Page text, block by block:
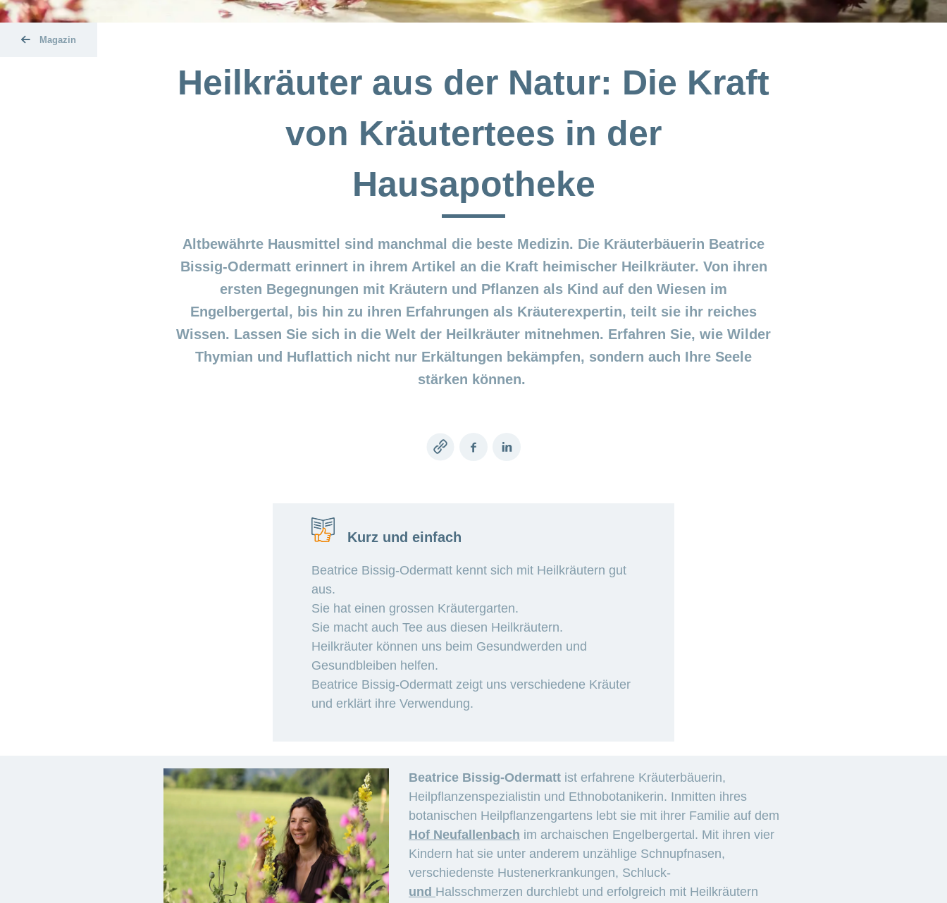
Magazin
Heilkräuter aus der Natur: Die Kraft
von Kräutertees in der
Hausapotheke
Altbewährte Hausmittel sind manchmal die beste Medizin. Die Kräuterbäuerin Beatrice
Bissig-Odermatt erinnert in ihrem Artikel an die Kraft heimischer Heilkräuter. Von ihren
ersten Begegnungen mit Kräutern und Pflanzen als Kind auf den Wiesen im
Engelbergertal, bis hin zu ihren Erfahrungen als Kräuterexpertin, teilt sie ihr reiches
Wissen. Lassen Sie sich in die Welt der Heilkräuter mitnehmen. Erfahren Sie, wie Wilder
Thymian und Huflattich nicht nur Erkältungen bekämpfen, sondern auch Ihre Seele
stärken können.
Copy
FacebookLinkedIn
Kurz und einfach
Beatrice Bissig-Odermatt kennt sich mit Heilkräutern gut
aus.
Sie hat einen grossen Kräutergarten.
Sie macht auch Tee aus diesen Heilkräutern.
Heilkräuter können uns beim Gesundwerden und
Gesundbleiben helfen.
Beatrice Bissig-Odermatt zeigt uns verschiedene Kräuter
und erklärt ihre Verwendung.
Beatrice Bissig-Odermatt ist erfahrene Kräuterbäuerin,
Heilpflanzenspezialistin und Ethnobotanikerin. Inmitten ihres
botanischen Heilpflanzengartens lebt sie mit ihrer Familie auf dem
Hof Neufallenbach im archaischen Engelbergertal. Mit ihren vier
Kindern hat sie unter anderem unzählige Schnupfnasen,
verschiedenste Hustenerkrankungen, Schluck-
und Halsschmerzen durchlebt und erfolgreich mit Heilkräutern